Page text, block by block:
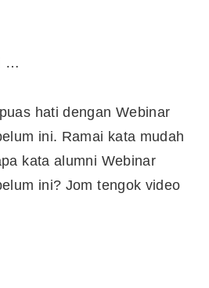
…
hati dengan Webinar
ini. Ramai kata mudah
kata alumni Webinar
ini? Jom tengok video